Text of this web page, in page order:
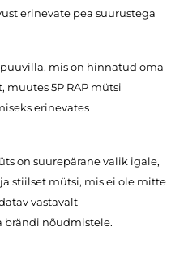
erinevate pea suurustega
mis on hinnatud oma
muutes 5P RAP mütsi
erinevates
on suurepärane valik igale,
stiilset mütsi, mis ei ole mitte
vastavalt
brändi nõudmistele.